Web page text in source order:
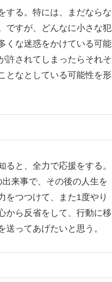
する。特には、まだならな
ですが、どんなに小さな犯
くな迷惑をかけている可能
許されてしまったらそれそ
となとしている可能性を形
と、全力で応援をする。
来事で、その後の人生を
をつつけて、また1度やり
から反省をして、行動に移
ってあげたいと思う。